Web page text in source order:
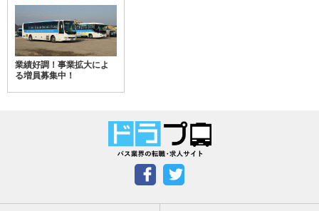
業績好調！事業拡大によ
る増員募集中！